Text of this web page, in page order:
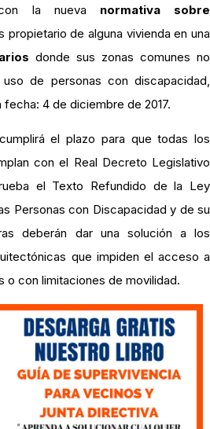
la nueva normativa sobre
propietario de alguna vivienda en una
donde sus zonas comunes no
de personas con discapacidad,
4 de diciembre de 2017.
el plazo para que todas los
con el Real Decreto Legislativo
el Texto Refundido de la Ley
Personas con Discapacidad y de su
deberán dar una solución a los
que impiden el acceso a
o con limitaciones de movilidad.